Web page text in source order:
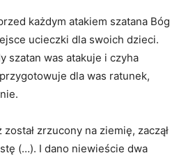
każdym atakiem szatana Bóg
ucieczki dla swoich dzieci.
szatan was atakuje i czyha
dla was ratunek,
został zrzucony na ziemię, zaczął
(…). I dano niewieście dwa